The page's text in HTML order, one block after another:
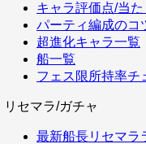
キャラ評価点/当
パーティ編成のコ
超進化キャラ一覧
船一覧
フェス限所持率チ
リセマラ/ガチャ
最新船長リセマラ